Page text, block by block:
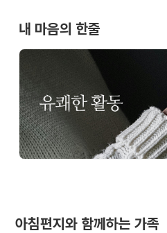
내 마음의 한줄
아침편지와 함께하는 가족